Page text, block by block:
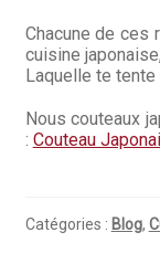
Chacune de ces
cuisine
Laquelle te tente
Nous couteaux
: Couteau
Catégories : Blog,